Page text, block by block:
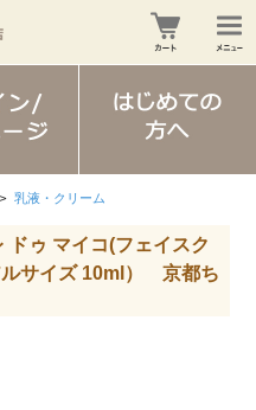
> 乳液・クリーム
ゥ マイコ(フェイスク
サイズ 10ml） 京都ち